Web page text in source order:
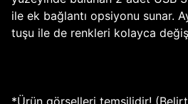
ile ek bağlantı opsiyonu sunar.
tuşu ile de renkleri kolayca